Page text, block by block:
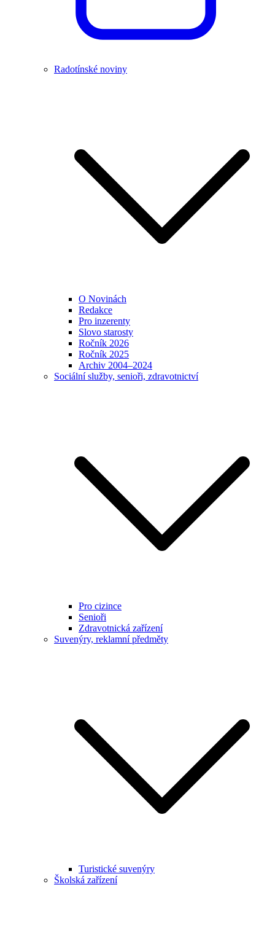
Radotínské noviny
O Novinách
Redakce
Pro inzerenty
Slovo starosty
Ročník 2026
Ročník 2025
Archiv 2004–2024
Sociální služby, senioři, zdravotnictví
Pro cizince
Senioři
Zdravotnická zařízení
Suvenýry, reklamní předměty
Turistické suvenýry
Školská zařízení